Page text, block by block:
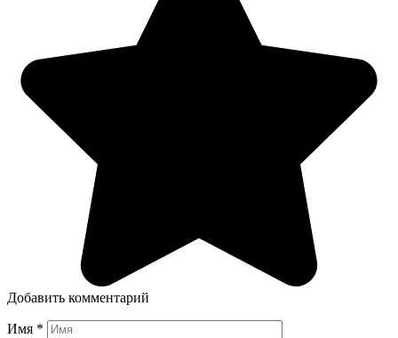
Добавить комментарий
Имя *